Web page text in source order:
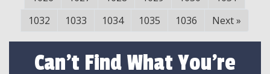
1032
1033 1034 1035 1036 Next»
Can't Find What You're